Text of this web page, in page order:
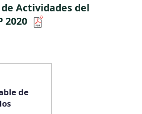
Actividades del
2020
de